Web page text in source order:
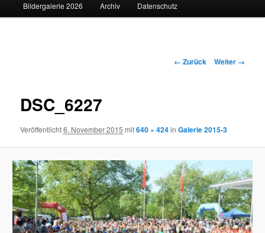
Inhalt
Bildergalerie 2026 Archiv Datenschutz
Bilder-
← Zurück Weiter →
DSC_6227
Veröffentlicht6. November 2015 mit640 × 424inGalerie 2015-3